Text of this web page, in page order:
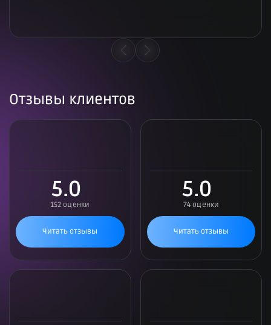
Отзывы клиентов
5.0
152 оценки
Читать отзывы
5.0
74 оценки
Читать отзывы